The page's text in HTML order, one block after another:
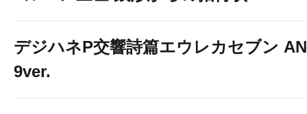
デジハネP交響詩篇エウレカセブン
9ver.